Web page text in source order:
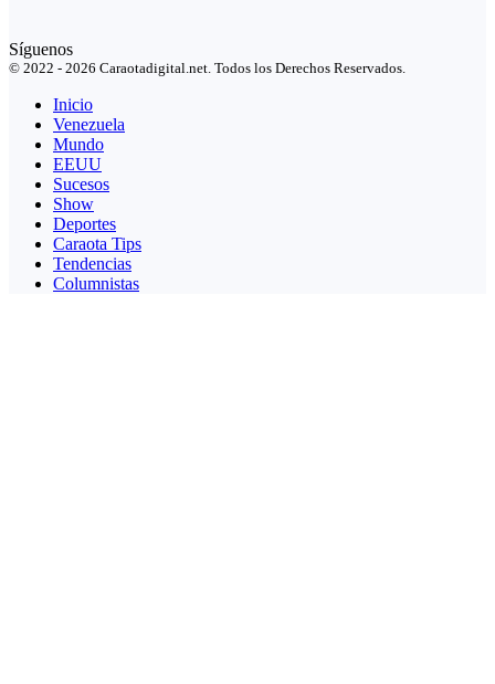
Síguenos
© 2022 - 2026 Caraotadigital.net. Todos los Derechos Reservados.
Inicio
Venezuela
Mundo
EEUU
Sucesos
Show
Deportes
Caraota Tips
Tendencias
Columnistas